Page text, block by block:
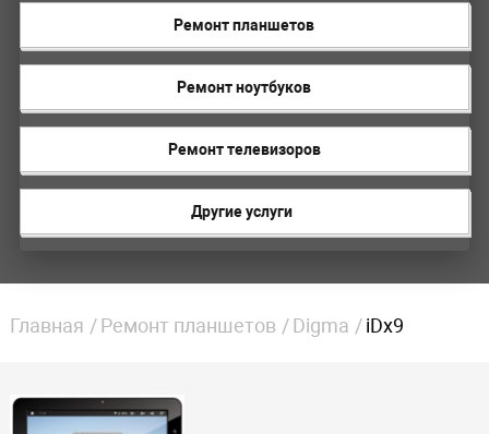
Ремонт планшетов
Ремонт ноутбуков
Ремонт телевизоров
Другие услуги
Главная Ремонт планшетов Digma iDx9